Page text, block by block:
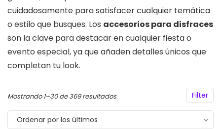
cuidadosamente para satisfacer cualquier temática
o estilo que busques. Los accesorios para disfraces
son la clave para destacar en cualquier fiesta o
evento especial, ya que añaden detalles únicos que
completan tu look.
Filter
Mostrando 1–30 de 369 resultadosOrdenado
por
Ordenar por los últimos